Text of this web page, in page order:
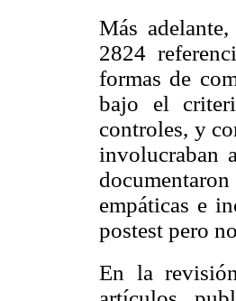
Más
2824
formas de
bajo el
controles, y
involucraban
empáticas e
postest pero
En la